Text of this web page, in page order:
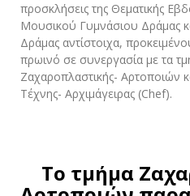
προσκλήσεις της Θεματικής
Μουσικού Γυμνάσιου Δράμας
Δράμας αντίστοιχα,
πρωινό σε συνεργασία με τα
Ζαχαροπλαστικής- Αρτοποιών
Τέχνης- Αρχιμάγειρας (Chef).
Το τμήμα